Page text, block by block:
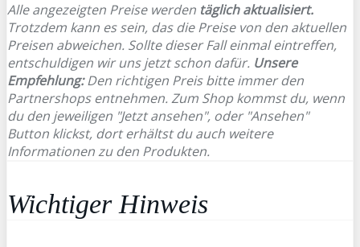
Alle angezeigten Preise werden täglich aktualisiert.
Trotzdem kann es sein, das die Preise von den aktuellen
Preisen abweichen. Sollte dieser Fall einmal eintreffen,
entschuldigen wir uns jetzt schon dafür. Unsere
Empfehlung:Den richtigen Preis bitte immer den
Partnershops entnehmen. Zum Shop kommst du, wenn
du den jeweiligen "Jetzt ansehen", oder "Ansehen"
Button klickst, dort erhältst du auch weitere
Informationen zu den Produkten.
Wichtiger Hinweis